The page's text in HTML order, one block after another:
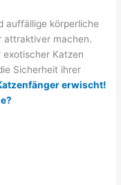
auffällige körperliche
attraktiver machen.
exotischer Katzen
Sicherheit ihrer
erwischt!